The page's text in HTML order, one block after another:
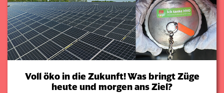
Voll öko in die Zukunft! Was bringt Züge
heute und morgen ans Ziel?